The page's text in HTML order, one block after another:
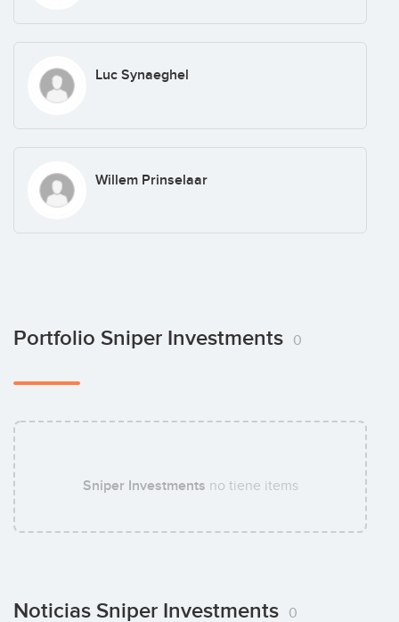
Luc Synaeghel
Willem Prinselaar
Portfolio Sniper Investments 0
Sniper Investments no tiene items
Noticias Sniper Investments 0